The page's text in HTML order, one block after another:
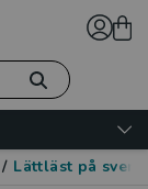
/ Lättläst på